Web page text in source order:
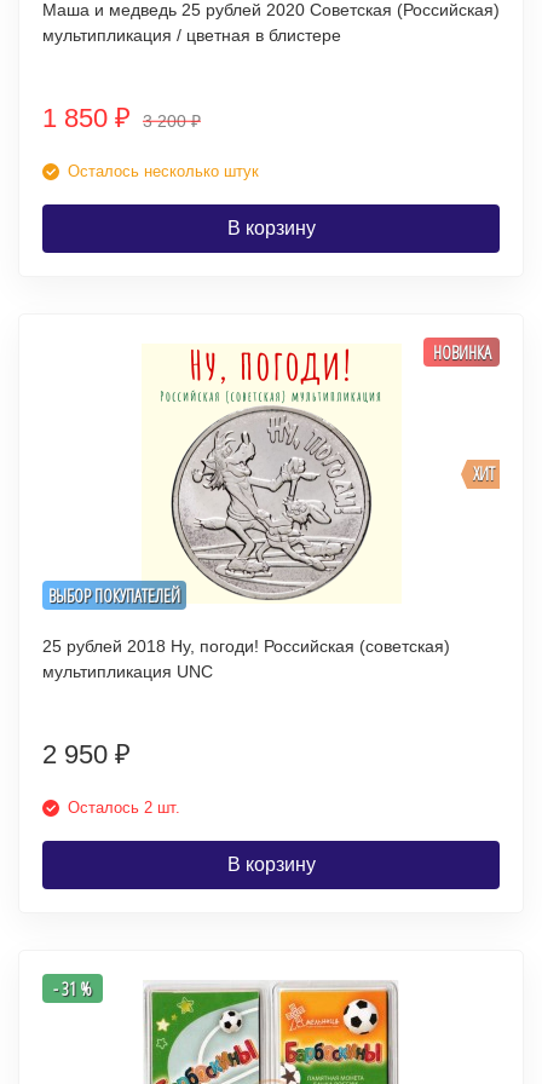
Маша и медведь 25 рублей 2020 Советская (Российская)
мультипликация / цветная в блистере
1 850 ₽ 3 200₽
Осталось несколько штук
В корзину
ВЫБОР ПОКУПАТЕЛЕЙ
ХИТ
НОВИНКА
25 рублей 2018 Ну, погоди! Российская (советская)
мультипликация UNC
2 950 ₽
Осталось 2 шт.
В корзину
- 31 %